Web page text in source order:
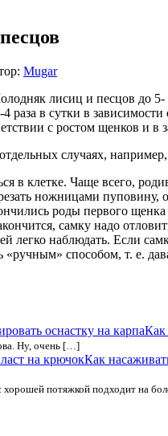
Mugar
лисиц и песцов до
раза в сутки в
с ростом щенков и в
случаях,
в клетке. Чаще всего,
ножницами
роды первого
самку надо
легко наблюдать. Если
способом, т. е.
Как
Ну, очень […]
Как
хорошей потяжкой подходит на